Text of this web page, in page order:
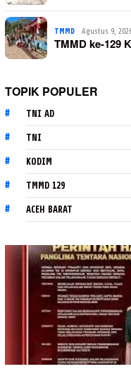
TMMD Agustus 9,
TMMD ke-129
TOPIK POPULER
TNI AD
TNI
KODIM
TMMD 129
ACEH BARAT